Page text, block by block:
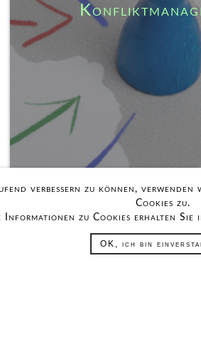
verbessern zu können,
Cookies zu.
Informationen zu Cookies erhalten Sie
OK, ich bin